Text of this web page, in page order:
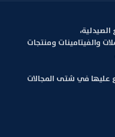
والفيتامينات ومنتجات
عليها في شتى المجالات